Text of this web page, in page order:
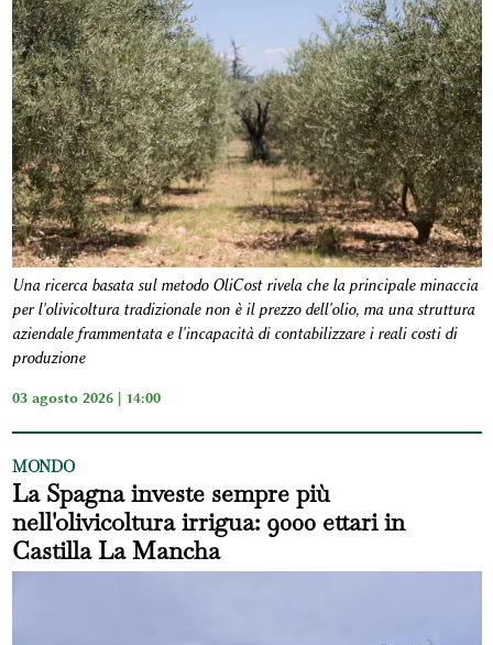
Una ricerca basata sul metodo OliCost rivela che la principale minaccia
per l'olivicoltura tradizionale non è il prezzo dell'olio, ma una struttura
aziendale frammentata e l'incapacità di contabilizzare i reali costi di
produzione
03 agosto 2026 | 14:00
MONDO
La Spagna investe sempre più
nell'olivicoltura irrigua: 9000 ettari in
Castilla La Mancha